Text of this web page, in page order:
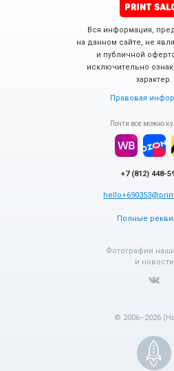
Вся информация,
на данном сайте, не
и публичной
исключительно
характер.
Правовая
Почти все можно
+7 (812) 448-
Полные
Фотографии
и новости
© 2006–2026